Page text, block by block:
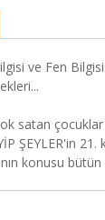
ve Fen
satan çocuklar
ŞEYLER'in 21.
konusu